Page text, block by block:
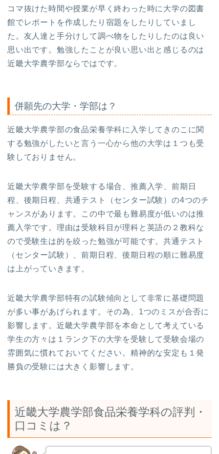
コマ抜けた時間や授業が早く終わった時に大学の図書
館でレポートを作成したり宿題をしたりしていまし
た。友人達と手分けして調べ物をしたりしたのは良い
思い出です。勉強したことが良い思い出と感じるのは
近畿大学農学部ならではです。
併願先の大学・学部は？
近畿大学農学部の食品栄養学科に入学してきのこに関
する勉強がしたいと言う一心から他の大学は１つも受
験しておりません。
近畿大学農学部を受験する場合、推薦入学、前期日
程、後期日程、共通テスト（センター試験）の4つのチ
ャンスがあります。この中で最も難易度が低いのは推
薦入学です。理由は受験科目が理科と英語の２教科な
ので受験生は的を絞った勉強が可能です。共通テスト
（センター試験）、前期日程、後期日程の順に難易度
は上がっていきます。
近畿大学農学部特有の試験傾向として非常に基礎問題
が多い事があげられます。その為、1つのミスが合否に
影響します。近畿大学農学部を本命として考えている
学生の方々は１ランク下の大学を受験して受験会場の
雰囲気に慣れておいてください。精神的な安定も１発
勝負の受験には大きく影響します。
近畿大学農学部食品栄養学科の評判・
口コミは？